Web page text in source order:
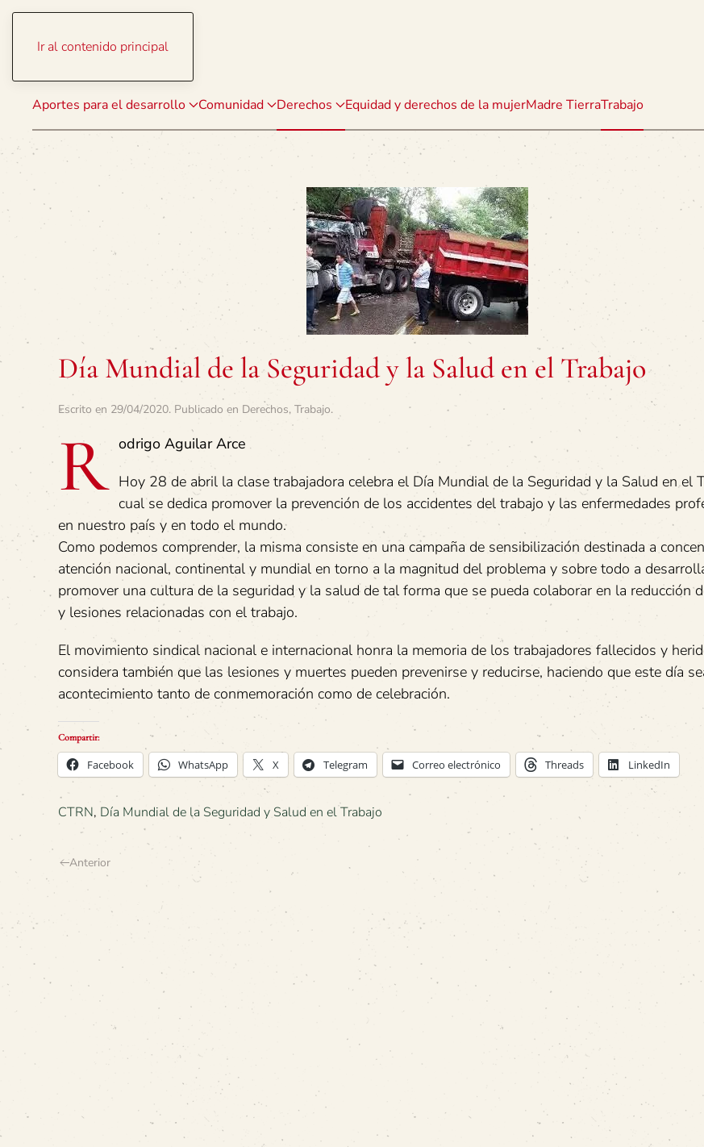
Ir al contenido principal
Aportes para el desarrollo Comunidad Derechos Equidad y derechos de la mujerMadre TierraTrabajo
Día Mundial de la Seguridad y la Salud en el Trabajo
Escrito en 29/04/2020. Publicado en Derechos, Trabajo.
R odrigo Aguilar Arce
Hoy 28 de abril la clase trabajadora celebra el Día Mundial de la Seguridad y la Salud en el
cual se dedica promover la prevención de los accidentes del trabajo y las enfermedades
en nuestro país y en todo el mundo.
Como podemos comprender, la misma consiste en una campaña de sensibilización destinada a
atención nacional, continental y mundial en torno a la magnitud del problema y sobre todo a
promover una cultura de la seguridad y la salud de tal forma que se pueda colaborar en la reducción
y lesiones relacionadas con el trabajo.
El movimiento sindical nacional e internacional honra la memoria de los trabajadores fallecidos y
considera también que las lesiones y muertes pueden prevenirse y reducirse, haciendo que este día
acontecimiento tanto de conmemoración como de celebración.
Compartir:
Facebook WhatsApp X Telegram Correo electrónico Threads LinkedIn
CTRN, Día Mundial de la Seguridad y Salud en el Trabajo
Anterior